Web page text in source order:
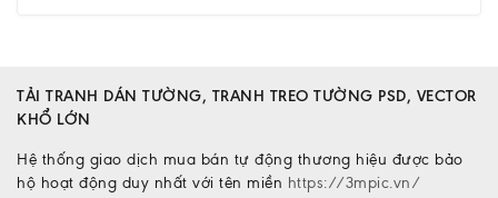
TẢI TRANH DÁN TƯỜNG, TRANH TREO TƯỜNG PSD, VECTOR
KHỔ LỚN
Hệ thống giao dịch mua bán tự động thương hiệu được bảo
hộ hoạt động duy nhất với tên miền https://3mpic.vn/